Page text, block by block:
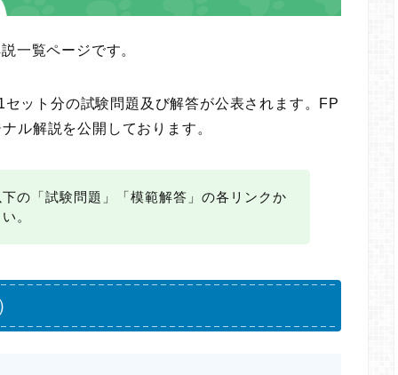
一覧ページです。
ット分の試験問題及び解答が公表されます。FP
ル解説を公開しております。
の「試験問題」「模範解答」の各リンクか
。